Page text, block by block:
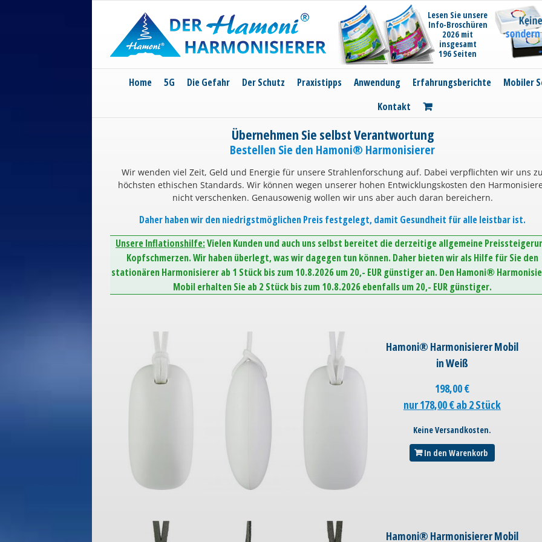
Lesen Sie unsere
Info-Broschüren
2026 mit
insgesamt
196 Seiten
Home 5G Die Gefahr Der Schutz Praxistipps Anwendung Erfahrungsberichte
Mobiler
Kontakt
Übernehmen Sie selbst Verantwortung
Bestellen Sie den Hamoni® Harmonisierer
Wir wenden viel Zeit, Geld und Energie für unsere Strahlenforschung auf. Dabei verpflichten wir uns
höchsten ethischen Standards. Wir können wegen unserer hohen Entwicklungskosten den
nicht verschenken. Genausowenig wollen wir uns aber auch daran bereichern.
Daher haben wir den niedrigstmöglichen Preis festgelegt, damit Gesundheit für alle leistbar ist.
Unsere Inflationshilfe:Vielen Kunden und auch uns selbst bereitet die derzeitige allgemeine
Kopfschmerzen. Wir haben überlegt, was wir dagegen tun können. Daher bieten wir als Hilfe für Sie den
stationären Harmonisierer ab 1 Stück bis zum 10.8.2026 um 20,- EUR günstiger an. Den Hamoni®
Mobil erhalten Sie ab 2 Stück bis zum 10.8.2026 ebenfalls um 20,- EUR günstiger.
Hamoni® Harmonisierer Mobil
in Weiß
198,00€
nur 178,00 € ab 2 Stück
Keine Versandkosten.
In den Warenkorb
Hamoni® Harmonisierer Mobil